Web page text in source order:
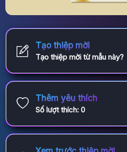
Tạo thiệp mời
Tạo thiệp mời từ mẫu này?
Thêm yêu thích
Số lượt thích: 0